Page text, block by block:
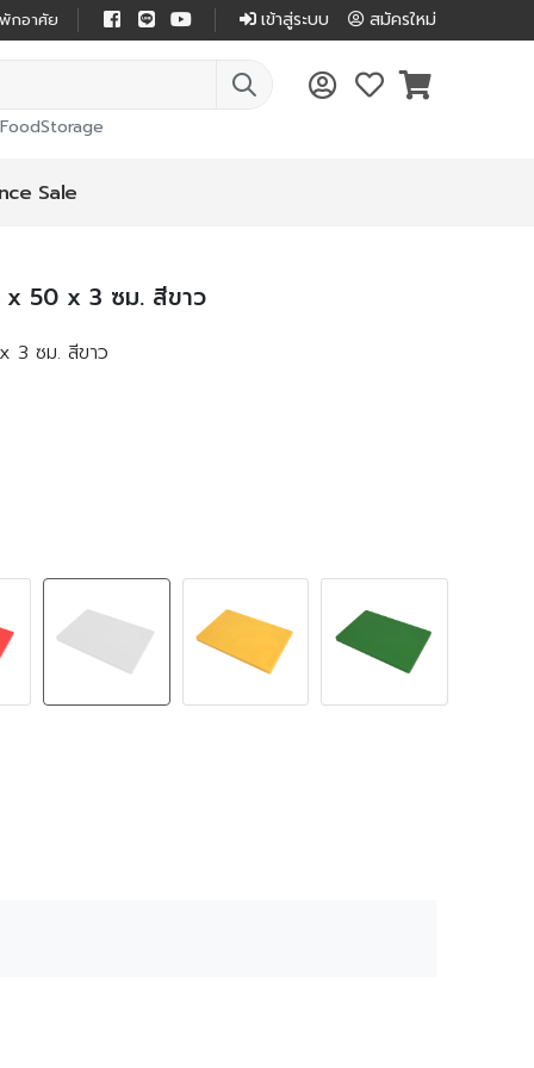
กอาศัย เข้าสู่ระบบ สมัครใหม่
FoodStorage
Sale
50 x 3 ซม. สีขาว
3 ซม. สีขาว